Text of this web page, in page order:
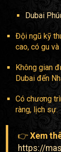
Dubai
Đội ngũ kỹ
cao, có gu
Không gian
Dubai đến
Có chương
ràng, lịch sự.
👉 Xem
https://